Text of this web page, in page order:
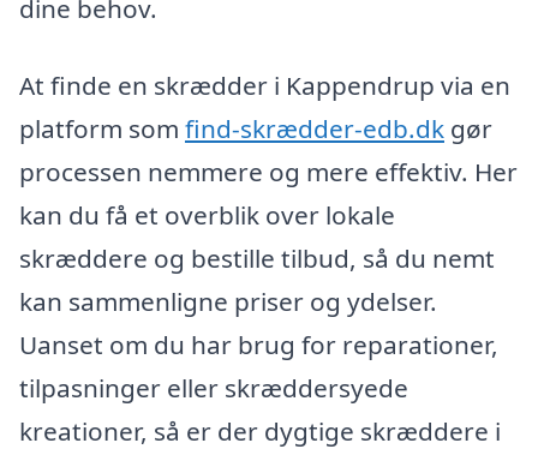
dine behov.
At finde en skrædder i Kappendrup via en
platform som find-skrædder-edb.dk gør
processen nemmere og mere effektiv. Her
kan du få et overblik over lokale
skræddere og bestille tilbud, så du nemt
kan sammenligne priser og ydelser.
Uanset om du har brug for reparationer,
tilpasninger eller skræddersyede
kreationer, så er der dygtige skræddere i